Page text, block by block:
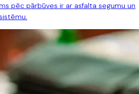
pēc pārbūves ir ar asfalta segumu un